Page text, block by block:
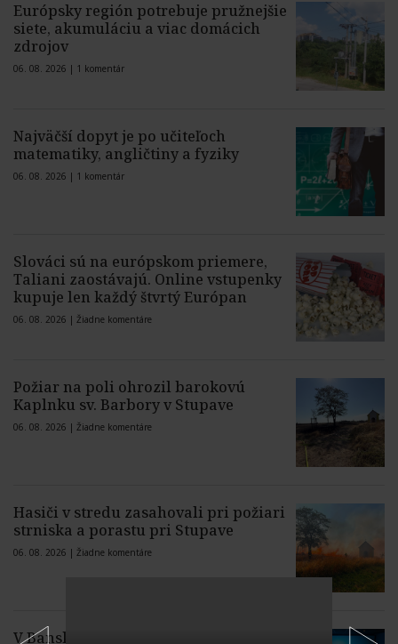
Európsky región potrebuje pružnejšie
siete, akumuláciu a viac domácich
zdrojov
06. 08. 2026 | 1 komentár
Najväčší dopyt je po učiteľoch
matematiky, angličtiny a fyziky
06. 08. 2026 | 1 komentár
Slováci sú na európskom priemere,
Taliani zaostávajú. Online vstupenky
kupuje len každý štvrtý Európan
06. 08. 2026 | Žiadne komentáre
Požiar na poli ohrozil barokovú
Kaplnku sv. Barbory v Stupave
06. 08. 2026 | Žiadne komentáre
Hasiči v stredu zasahovali pri požiari
strniska a porastu pri Stupave
06. 08. 2026 | Žiadne komentáre
V Banskej Štiavnici sa začína Letný